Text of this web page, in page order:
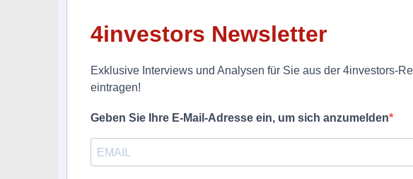
4investors Newsletter
Exklusive Interviews und Analysen für Sie aus der 4investors-
eintragen!
Geben Sie Ihre E-Mail-Adresse ein, um sich anzumelden